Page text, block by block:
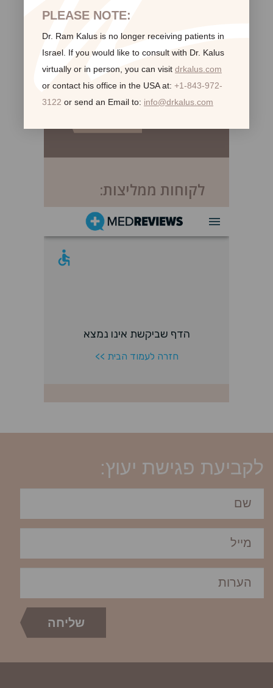
לקוחות ממליצות:
לקביעת פגישת יעוץ:
PLEASE NOTE:
Dr. Ram Kalus is no longer receiving patients in
Israel. If you would like to consult with Dr. Kalus
virtually or in person, you can visit drkalus.com
or contact his office in the USA at: +1-843-972-
3122 or send an Email to: info@drkalus.com